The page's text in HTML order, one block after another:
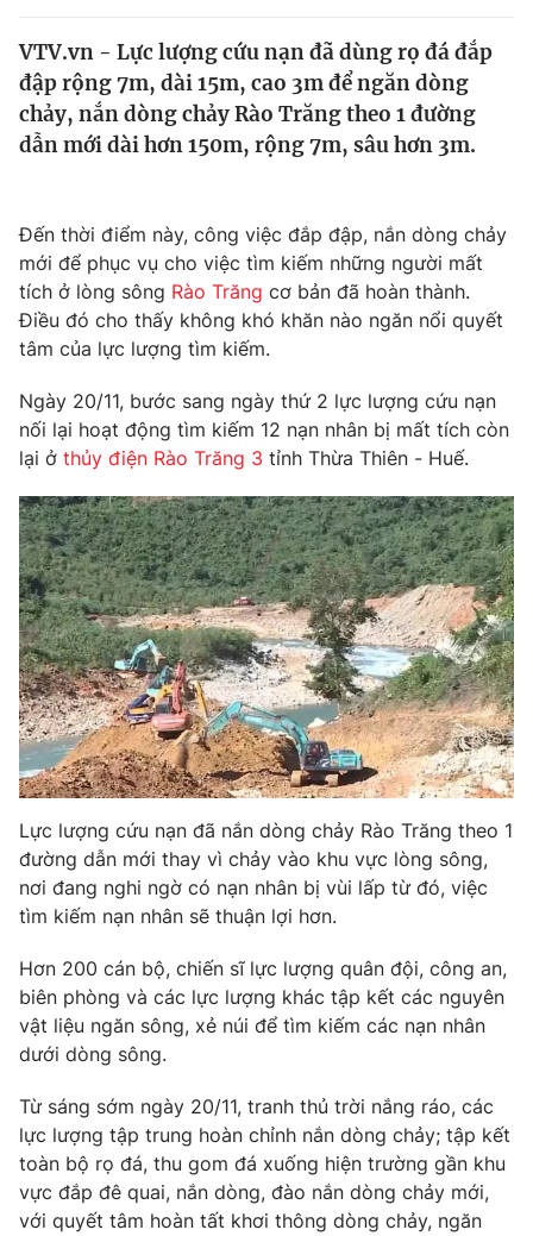
Thế giới
Tin tức
Câu chuyện quốc tế
Thị trường
Góc doanh nghiệp
Dữ liệu và đời sống
Truyền hình
Phim VTV
Hậu trường
Nhân vật
Khán giả
Giải sao mai
Điện ảnh
Âm nhạc
Sao
Đời sống
Làm đẹp
Chất lượng cuộc sống
Giáo dục
Tuyển sinh
Học trực tuyến
Công nghệ
Hitech Công nghệ tương lai
Sản phẩm
Thị trường
Tư vấn
Giao lưu trực tuyến
Lịch phát sóng
Chuyên mục khác
Emagazine Podcast
Photo Infographic
Video Shorts video
VTV Money
VTV Sức khoẻ Bất động sản
Thị trường 24h Tấm lòng Việt
VTV.vn - Lực lượng cứu nạn đã dùng rọ đá đắp
đập rộng 7m, dài 15m, cao 3m để ngăn dòng
chảy, nắn dòng chảy Rào Trăng theo 1 đường
dẫn mới dài hơn 150m, rộng 7m, sâu hơn 3m.
Đến thời điểm này, công việc đắp đập, nắn dòng chảy
mới để phục vụ cho việc tìm kiếm những người mất
tích ở lòng sông Rào Trăng cơ bản đã hoàn thành.
Điều đó cho thấy không khó khăn nào ngăn nổi quyết
tâm của lực lượng tìm kiếm.
Ngày 20/11, bước sang ngày thứ 2 lực lượng cứu nạn
nối lại hoạt động tìm kiếm 12 nạn nhân bị mất tích còn
lại ở thủy điện Rào Trăng 3 tỉnh Thừa Thiên - Huế.
Lực lượng cứu nạn đã nắn dòng chảy Rào Trăng theo 1
đường dẫn mới thay vì chảy vào khu vực lòng sông,
nơi đang nghi ngờ có nạn nhân bị vùi lấp từ đó, việc
tìm kiếm nạn nhân sẽ thuận lợi hơn.
Hơn 200 cán bộ, chiến sĩ lực lượng quân đội, công an,
biên phòng và các lực lượng khác tập kết các nguyên
vật liệu ngăn sông, xẻ núi để tìm kiếm các nạn nhân
dưới dòng sông.
Từ sáng sớm ngày 20/11, tranh thủ trời nắng ráo, các
lực lượng tập trung hoàn chỉnh nắn dòng chảy; tập kết
toàn bộ rọ đá, thu gom đá xuống hiện trường gần khu
vực đắp đê quai, nắn dòng, đào nắn dòng chảy mới,
với quyết tâm hoàn tất khơi thông dòng chảy, ngăn